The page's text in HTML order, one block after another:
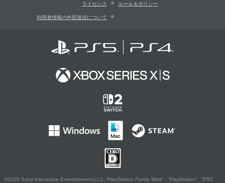
ライセンス ルール＆ポリシー
利用者情報の外部送信について
©2026 Sony Interactive Entertainment LLC."PlayStation Family Mark", "PlayStation", "PS5